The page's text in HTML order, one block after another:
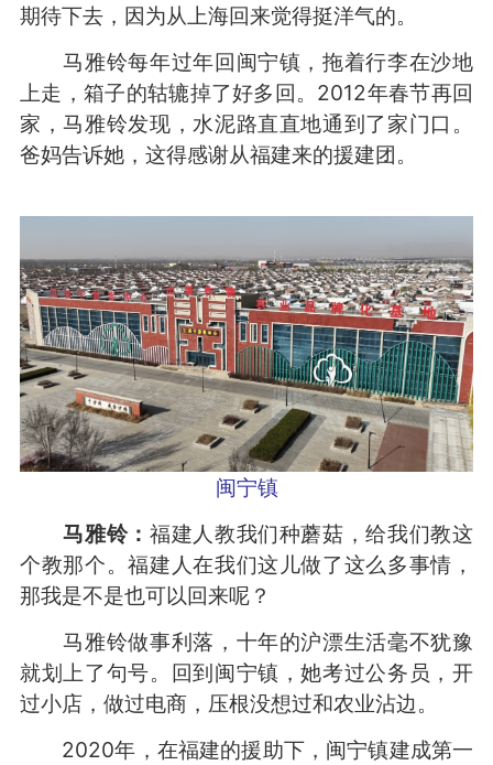
期待下去，因为从上海回来觉得挺洋气的。
马雅铃每年过年回闽宁镇，拖着行李在沙地
上走，箱子的轱辘掉了好多回。2012年春节再回
家，马雅铃发现，水泥路直直地通到了家门口。
爸妈告诉她，这得感谢从福建来的援建团。
闽宁镇
马雅铃： 福建人教我们种蘑菇，给我们教这
个教那个。福建人在我们这儿做了这么多事情，
那我是不是也可以回来呢？
马雅铃做事利落，十年的沪漂生活毫不犹豫
就划上了句号。回到闽宁镇，她考过公务员，开
过小店，做过电商，压根没想过和农业沾边。
2020年，在福建的援助下，闽宁镇建成第一